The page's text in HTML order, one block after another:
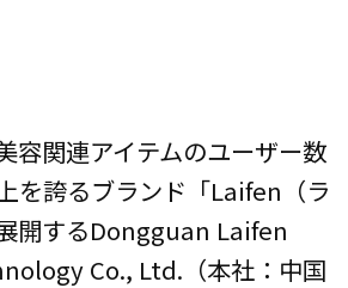
容関連アイテムのユーザー数
を誇るブランド「Laifen（ラ
開するDongguan Laifen
Co., Ltd.（本社：中国